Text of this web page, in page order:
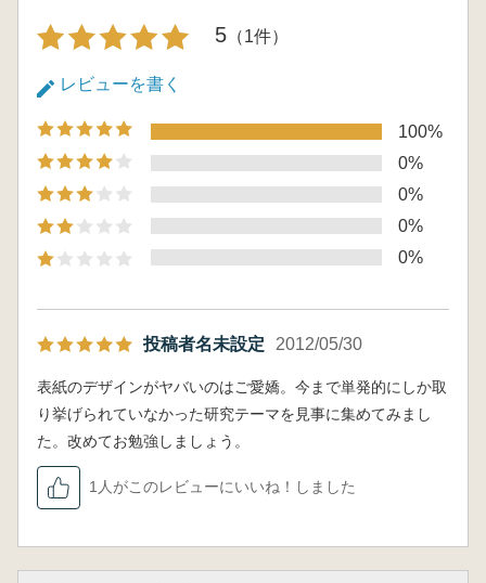
であることを確信させる論考集である。
5 （1件）
レビューを書く
100%
0%
0%
0%
0%
投稿者名未設定 2012/05/30
表紙のデザインがヤバいのはご愛嬌。今まで単発的にしか取
り挙げられていなかった研究テーマを見事に集めてみまし
た。改めてお勉強しましょう。
1人がこのレビューにいいね！しました